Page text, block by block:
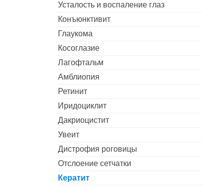
Усталость и воспаление глаз
Конъюнктивит
Глаукома
Косоглазие
Лагофтальм
Амблиопия
Ретинит
Иридоциклит
Дакриоцистит
Увеит
Дистрофия роговицы
Отслоение сетчатки
Кератит